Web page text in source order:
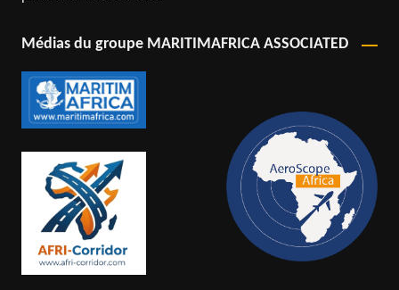
Médias du groupe MARITIMAFRICA ASSOCIATED